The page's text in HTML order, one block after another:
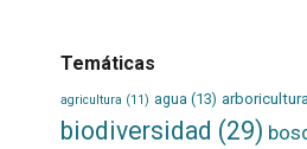
Temáticas
agricultura (11) agua (13)
biodiversidad (29)